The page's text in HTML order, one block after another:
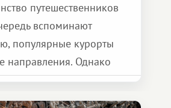
путешественников
вспоминают
популярные курорты
направления. Однако
обменной системы
шире. Среди них есть